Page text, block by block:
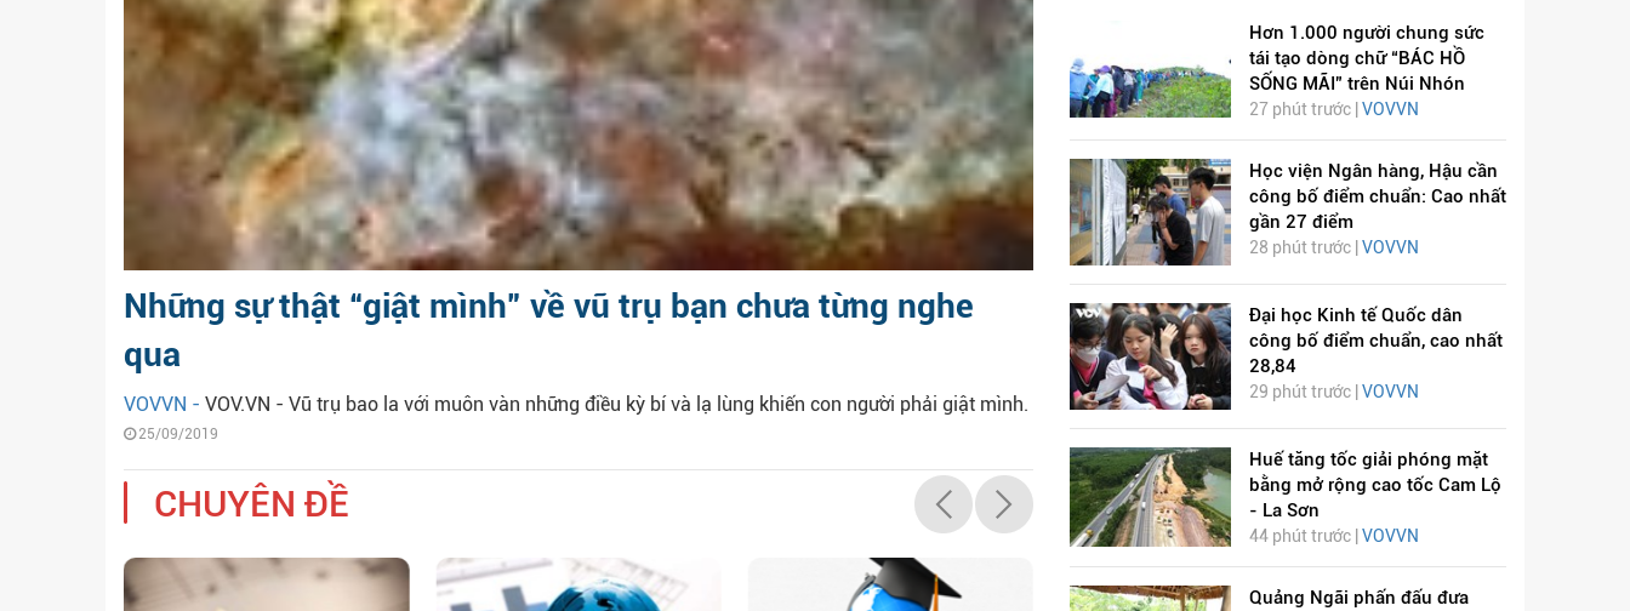
Những sự thật “giật mình” về vũ trụ bạn chưa từng nghe
qua
VOVVN - VOV.VN - Vũ trụ bao la với muôn vàn những điều kỳ bí và lạ lùng khiến con người phải giật mình.
25/09/2019
CHUYÊN ĐỀ
Hơn 1.000 người chung sức
tái tạo dòng chữ “BÁC HỒ
SỐNG MÃI” trên Núi Nhón
27 phút trước |VOVVN
Học viện Ngân hàng, Hậu cần
công bố điểm chuẩn: Cao nhất
gần 27 điểm
28 phút trước |VOVVN
Đại học Kinh tế Quốc dân
công bố điểm chuẩn, cao nhất
28,84
29 phút trước | VOVVN
Huế tăng tốc giải phóng mặt
bằng mở rộng cao tốc Cam Lộ
- La Sơn
44 phút trước | VOVVN
Quảng Ngãi phấn đấu đưa